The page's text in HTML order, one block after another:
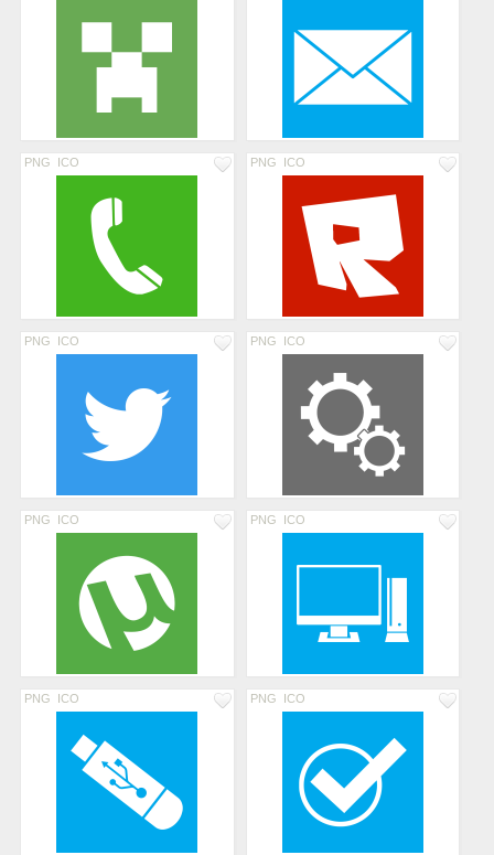
PNG ICO PNG ICO
PNG ICO PNG ICO
PNG ICO PNG ICO
PNG ICO PNG ICO